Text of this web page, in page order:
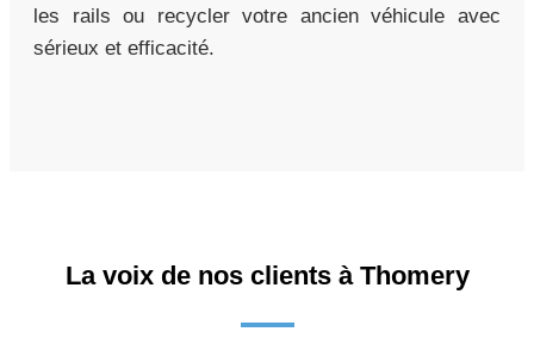
les rails ou recycler votre ancien véhicule avec
sérieux et efficacité.
La voix de nos clients à Thomery